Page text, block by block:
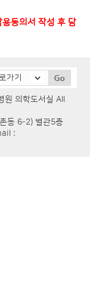
동의서 작성 후 담
의학도서실 All
동 6-2) 별관5층
: